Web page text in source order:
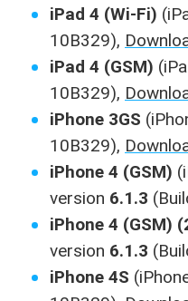
iPad 4 (Wi-Fi)
10B329),
iPad 4 (GSM)
10B329),
iPhone 3GS
10B329),
iPhone 4 (GSM)
version 6.1.3
iPhone 4 (GSM)
version 6.1.3
iPhone 4S